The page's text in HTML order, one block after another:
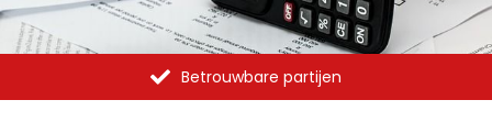
Betrouwbare partijen